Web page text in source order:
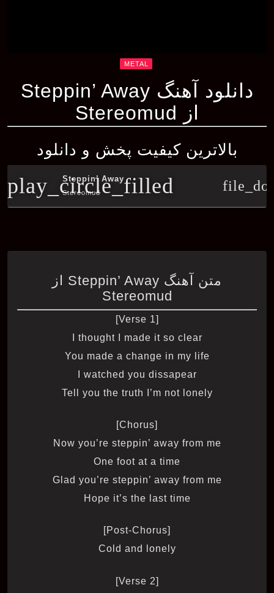
METAL
دانلود آهنگ Steppin’ Away
از Stereomud
بالاترین کیفیت پخش و دانلود
play_circle_filled
Steppin’ Away
Stereomud
متن آهنگ Steppin’ Away از
Stereomud
[Verse 1]
I thought I made it so clear
You made a change in my life
I watched you dissapear
Tell you the truth I’m not lonely
[Chorus]
Now you’re steppin’ away from me
One foot at a time
Glad you’re steppin’ away from me
Hope it’s the last time
[Post-Chorus]
Cold and lonely
[Verse 2]